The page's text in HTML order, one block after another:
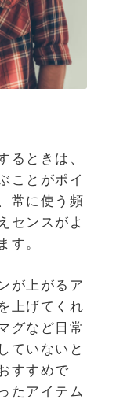
るときは、
ことがポイ
常に使う頻
センスがよ
す。
が上がるア
上げてくれ
グなど日常
ていないと
すすめで
たアイテム